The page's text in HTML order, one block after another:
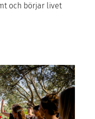
och börjar livet